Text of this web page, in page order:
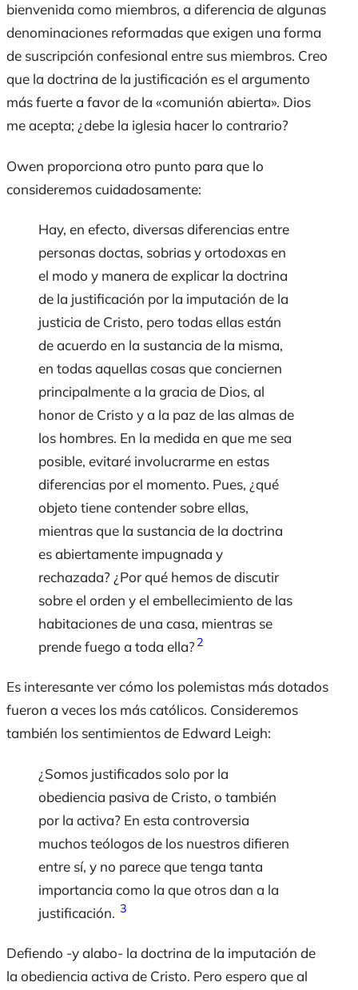
bienvenida como miembros, a diferencia de algunas
denominaciones reformadas que exigen una forma
de suscripción confesional entre sus miembros. Creo
que la doctrina de la justificación es el argumento
más fuerte a favor de la «comunión abierta». Dios
me acepta; ¿debe la iglesia hacer lo contrario?
Owen proporciona otro punto para que lo
consideremos cuidadosamente:
Hay, en efecto, diversas diferencias entre
personas doctas, sobrias y ortodoxas en
el modo y manera de explicar la doctrina
de la justificación por la imputación de la
justicia de Cristo, pero todas ellas están
de acuerdo en la sustancia de la misma,
en todas aquellas cosas que conciernen
principalmente a la gracia de Dios, al
honor de Cristo y a la paz de las almas de
los hombres. En la medida en que me sea
posible, evitaré involucrarme en estas
diferencias por el momento. Pues, ¿qué
objeto tiene contender sobre ellas,
mientras que la sustancia de la doctrina
es abiertamente impugnada y
rechazada? ¿Por qué hemos de discutir
sobre el orden y el embellecimiento de las
habitaciones de una casa, mientras se
prende fuego a toda ella? 2
Es interesante ver cómo los polemistas más dotados
fueron a veces los más católicos. Consideremos
también los sentimientos de Edward Leigh:
¿Somos justificados solo por la
obediencia pasiva de Cristo, o también
por la activa? En esta controversia
muchos teólogos de los nuestros difieren
entre sí, y no parece que tenga tanta
importancia como la que otros dan a la
justificación. 3
Defiendo -y alabo- la doctrina de la imputación de
la obediencia activa de Cristo. Pero espero que al